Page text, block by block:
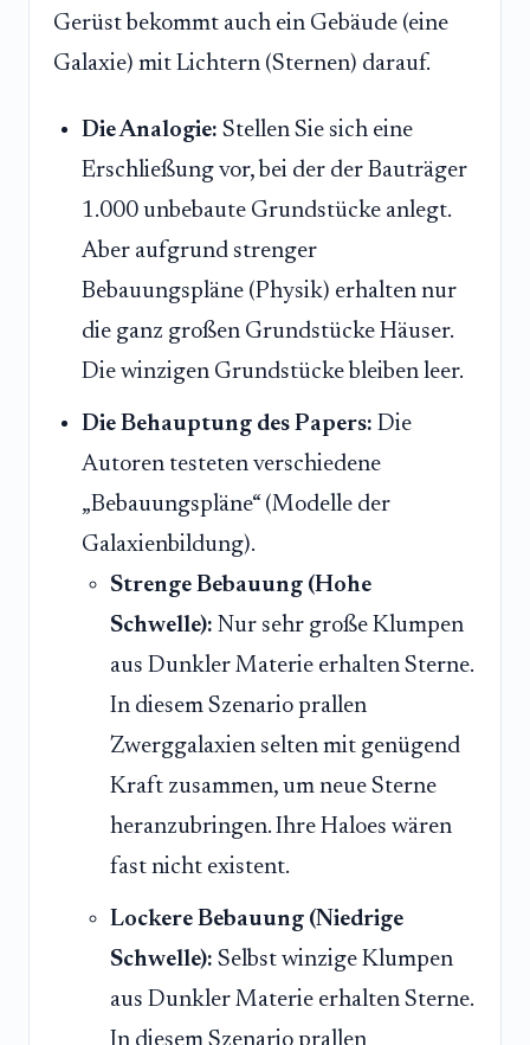
Gerüst bekommt auch ein Gebäude (eine
Galaxie) mit Lichtern (Sternen) darauf.
Die Analogie: Stellen Sie sich eine
Erschließung vor, bei der der Bauträger
1.000 unbebaute Grundstücke anlegt.
Aber aufgrund strenger
Bebauungspläne (Physik) erhalten nur
die ganz großen Grundstücke Häuser.
Die winzigen Grundstücke bleiben leer.
Die Behauptung des Papers: Die
Autoren testeten verschiedene
„Bebauungspläne“ (Modelle der
Galaxienbildung).
Strenge Bebauung (Hohe
Schwelle): Nur sehr große Klumpen
aus Dunkler Materie erhalten Sterne.
In diesem Szenario prallen
Zwerggalaxien selten mit genügend
Kraft zusammen, um neue Sterne
heranzubringen. Ihre Haloes wären
fast nicht existent.
Lockere Bebauung (Niedrige
Schwelle): Selbst winzige Klumpen
aus Dunkler Materie erhalten Sterne.